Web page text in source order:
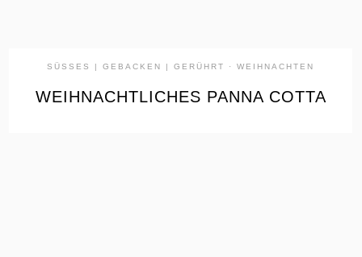
SÜSSES | GEBACKEN | GERÜHRT ·WEIHNACHTEN
WEIHNACHTLICHES PANNA COTTA